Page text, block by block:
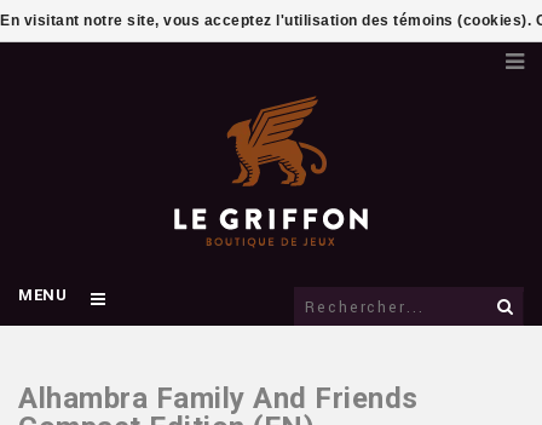
MENU
Alhambra Family And Friends
En visitant notre site, vous acceptez l'utilisation des témoins